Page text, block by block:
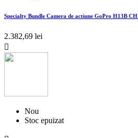
Specialty Bundle Camera de actiune GoPro H13B
2.382,69 lei

Nou
Stoc epuizat